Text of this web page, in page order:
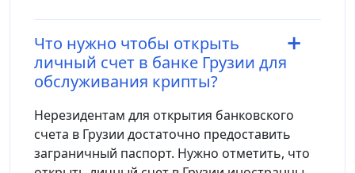
Что нужно чтобы открыть
личный счет в банке Грузии для
обслуживания крипты?
Нерезидентам для открытия банковского
счета в Грузии достаточно предоставить
заграничный паспорт. Нужно отметить, что